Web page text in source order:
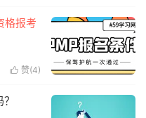
格报考
 赞(4)